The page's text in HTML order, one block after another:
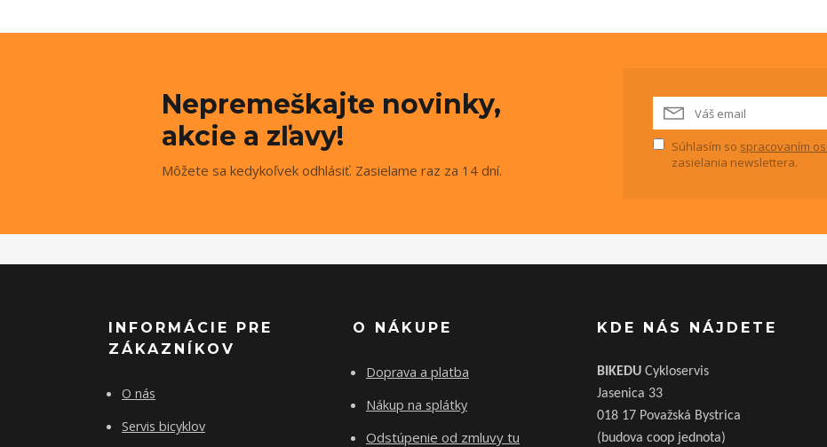
Nepremeškajte novinky,
akcie a zľavy!
Môžete sa kedykoľvek odhlásiť. Zasielame raz za 14 dní.
Súhlasím so spracovaním
zasielania newslettera.
INFORMÁCIE PRE
ZÁKAZNÍKOV
O nás
Servis bicyklov
O NÁKUPE
Doprava a platba
Nákup na splátky
Odstúpenie od zmluvy tu
KDE NÁS NÁJDETE
BIKEDU Cykloservis
Jasenica 33
018 17 Považská Bystrica
(budova coop jednota)